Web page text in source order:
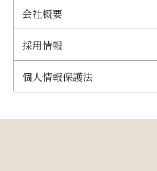
会社概要
採用情報
個人情報保護法